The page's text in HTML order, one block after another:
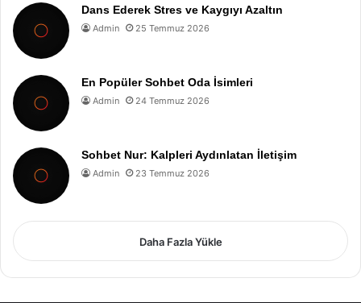
Dans Ederek Stres ve Kaygıyı Azaltın
Admin 25 Temmuz 2026
En Popüler Sohbet Oda İsimleri
Admin 24 Temmuz 2026
Sohbet Nur: Kalpleri Aydınlatan İletişim
Admin 23 Temmuz 2026
Daha Fazla Yükle